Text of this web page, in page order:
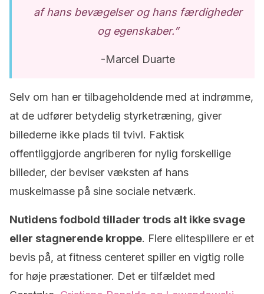
af hans bevægelser og hans færdigheder
og egenskaber.”
-Marcel Duarte
Selv om han er tilbageholdende med at indrømme,
at de udfører betydelig styrketræning, giver
billederne ikke plads til tvivl. Faktisk
offentliggjorde angriberen for nylig forskellige
billeder, der beviser væksten af hans
muskelmasse på sine sociale netværk.
Nutidens fodbold tillader trods alt ikke svage
eller stagnerende kroppe. Flere elitespillere er et
bevis på, at fitness centeret spiller en vigtig rolle
for høje præstationer. Det er tilfældet med